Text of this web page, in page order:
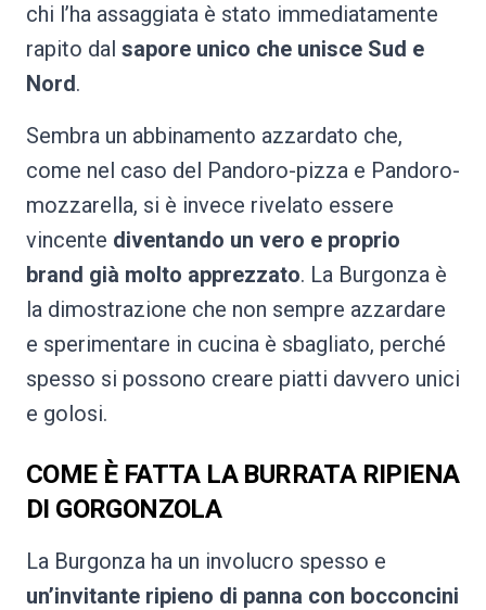
chi l’ha assaggiata è stato immediatamente
rapito dal sapore unico che unisce Sud e
Nord.
Sembra un abbinamento azzardato che,
come nel caso del Pandoro-pizza e Pandoro-
mozzarella, si è invece rivelato essere
vincente diventando un vero e proprio
brand già molto apprezzato. La Burgonza è
la dimostrazione che non sempre azzardare
e sperimentare in cucina è sbagliato, perché
spesso si possono creare piatti davvero unici
e golosi.
COME È FATTA LA BURRATA RIPIENA
DI GORGONZOLA
La Burgonza ha un involucro spesso e
un’invitante ripieno di panna con bocconcini